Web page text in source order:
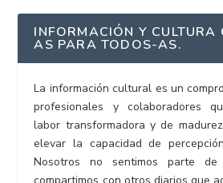
INFORMACIÓN Y CULTURA
AS PARA TODOS-AS.
La información cultural es un
profesionales y colaboradores
labor transformadora y de
elevar la capacidad de
Nosotros no sentimos parte